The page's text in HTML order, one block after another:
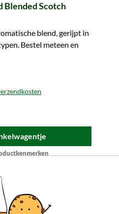
Blended Scotch
blend, gerijpt in
Bestel meteen en